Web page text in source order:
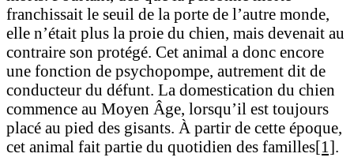
franchissait le seuil de la porte de l’autre monde,
elle n’était plus la proie du chien, mais devenait au
contraire son protégé. Cet animal a donc encore
une fonction de psychopompe, autrement dit de
conducteur du défunt. La domestication du chien
commence au Moyen Âge, lorsqu’il est toujours
placé au pied des gisants. À partir de cette époque,
cet animal fait partie du quotidien des familles[1].